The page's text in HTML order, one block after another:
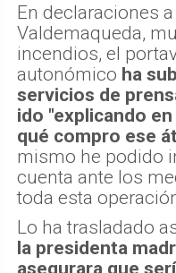
En declaraciones
Valdemaqueda,
incendios, el
autonómico ha
servicios de
ido "explicando
qué compro ese
mismo he podido
cuenta ante los
toda esta
Lo ha trasladado
la presidenta
asegurara que